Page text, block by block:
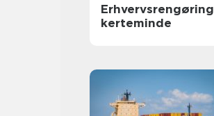
Erhvervsrengøring
kerteminde